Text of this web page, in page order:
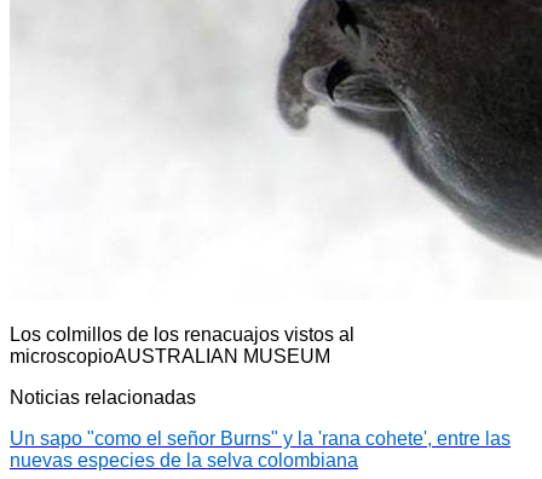
Los colmillos de los renacuajos vistos al
microscopioAUSTRALIAN MUSEUM
Noticias relacionadas
Un sapo "como el señor Burns" y la 'rana cohete', entre las
nuevas especies de la selva colombiana